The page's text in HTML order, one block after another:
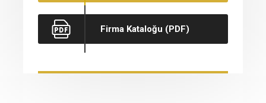
Firma Kataloğu (PDF)